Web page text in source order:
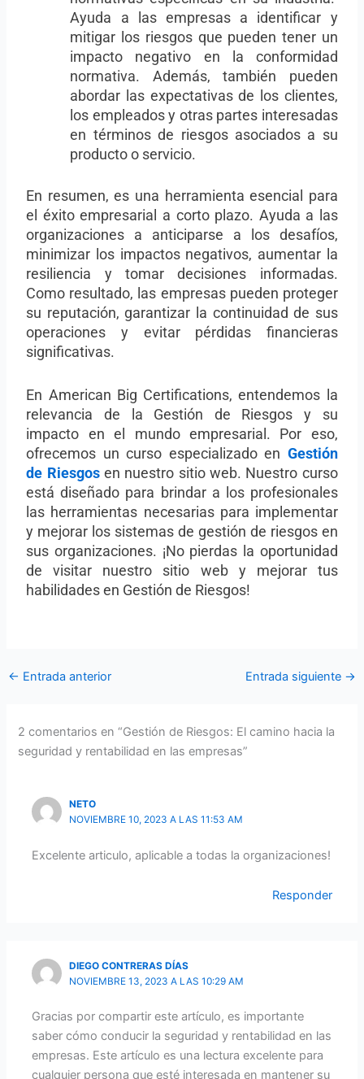
Ayuda a las empresas a identificar y
mitigar los riesgos que pueden tener un
impacto negativo en la conformidad
normativa. Además, también pueden
abordar las expectativas de los clientes,
los empleados y otras partes interesadas
en términos de riesgos asociados a su
producto o servicio.
En resumen, es una herramienta esencial para
el éxito empresarial a corto plazo. Ayuda a las
organizaciones a anticiparse a los desafíos,
minimizar los impactos negativos, aumentar la
resiliencia y tomar decisiones informadas.
Como resultado, las empresas pueden proteger
su reputación, garantizar la continuidad de sus
operaciones y evitar pérdidas financieras
significativas.
En American Big Certifications, entendemos la
relevancia de la Gestión de Riesgos y su
impacto en el mundo empresarial. Por eso,
ofrecemos un curso especializado en Gestión
de Riesgosen nuestro sitio web. Nuestro curso
está diseñado para brindar a los profesionales
las herramientas necesarias para implementar
y mejorar los sistemas de gestión de riesgos en
sus organizaciones. ¡No pierdas la oportunidad
de visitar nuestro sitio web y mejorar tus
habilidades en Gestión de Riesgos!
← Entrada anterior Entrada siguiente →
2 comentarios en “Gestión de Riesgos: El camino hacia la
seguridad y rentabilidad en las empresas”
NETO
NOVIEMBRE 10, 2023 A LAS 11:53 AM
Excelente articulo, aplicable a todas la organizaciones!
Responder
DIEGO CONTRERAS DÍAS
NOVIEMBRE 13, 2023 A LAS 10:29 AM
Gracias por compartir este artículo, es importante
saber cómo conducir la seguridad y rentabilidad en las
empresas. Este artículo es una lectura excelente para
cualquier persona que esté interesada en mantener su